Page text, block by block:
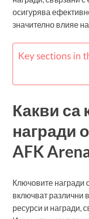
осигурява
значително влияе
Key sections in
Какви са
награди
AFK
Ключовите награди
включват различни
ресурси и награди,